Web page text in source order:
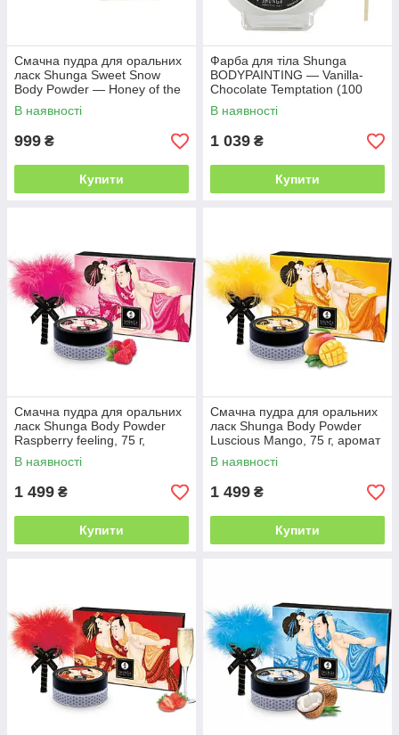
Смачна пудра для оральних
ласк Shunga Sweet Snow
Body Powder — Honey of the
Nymphs (228 грам)
В наявності
999 ₴
Купити
Фарба для тіла Shunga
BODYPAINTING — Vanilla-
Chocolate Temptation (100
мл) без глютену та парабенів
В наявності
1 039 ₴
Купити
Смачна пудра для оральних
ласк Shunga Body Powder
Raspberry feeling, 75 г,
аромат малини
В наявності
1 499 ₴
Купити
Смачна пудра для оральних
ласк Shunga Body Powder
Luscious Mango, 75 г, аромат
манго
В наявності
1 499 ₴
Купити